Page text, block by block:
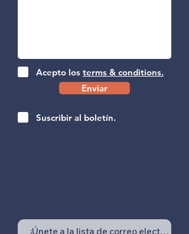
Acepto los terms & conditions.
Enviar
Suscribir al boletín.